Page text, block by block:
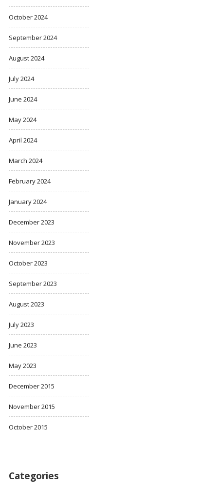
October 2024
September 2024
August 2024
July 2024
June 2024
May 2024
April 2024
March 2024
February 2024
January 2024
December 2023
November 2023
October 2023
September 2023
August 2023
July 2023
June 2023
May 2023
December 2015
November 2015
October 2015
Categories